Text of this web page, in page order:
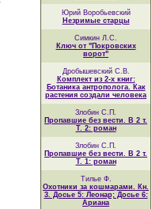
Юрий Воробьевский
Незримые старцы
Симкин Л.С.
Ключ от "Покровских
ворот"
Дробышевский С.В.
Комплект из 2-х книг:
Ботаника антрополога. Как
растения создали человека
Злобин С.П.
Пропавшие без вести. В 2 т.
Т. 2: роман
Злобин С.П.
Пропавшие без вести. В 2 т.
Т. 1: роман
Тилье Ф.
Охотники за кошмарами. Кн.
3. Досье 5: Леонар; Досье 6:
Ариана